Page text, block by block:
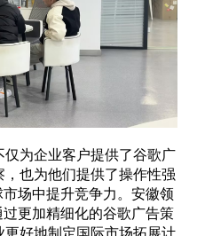
为企业客户提供了谷歌广
也为他们提供了操作性强
场中提升竞争力。安徽领
更加精细化的谷歌广告策
好地制定国际市场拓展计